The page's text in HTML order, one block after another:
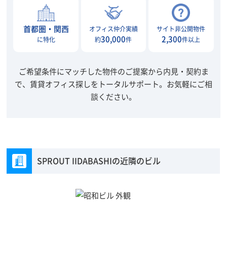
首都圏・関西
に特化
オフィス仲介実績
約30,000件
サイト非公開物件
2,300件以上
ご希望条件にマッチした物件のご提案から内見・契約ま
で、賃貸オフィス探しをトータルサポート。 お気軽にご相
談ください。
SPROUT IIDABASHIの近隣のビル